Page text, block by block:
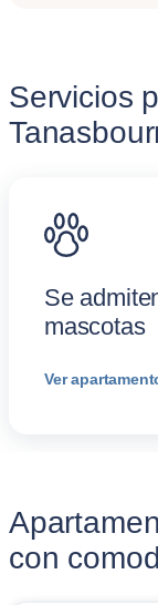
Servicios
Se
mascotas
Ver
con